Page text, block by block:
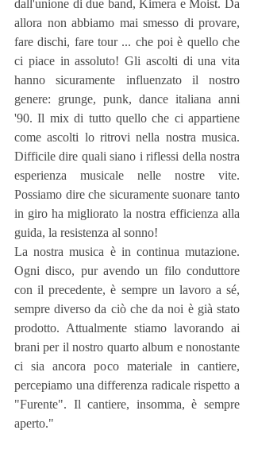
dall'unione di due band, Kimera e Moist. Da
allora non abbiamo mai smesso di provare,
fare dischi, fare tour ... che poi è quello che
ci piace in assoluto! Gli ascolti di una vita
hanno sicuramente influenzato il nostro
genere: grunge, punk, dance italiana anni
'90. Il mix di tutto quello che ci appartiene
come ascolti lo ritrovi nella nostra musica.
Difficile dire quali siano i riflessi della nostra
esperienza musicale nelle nostre vite.
Possiamo dire che sicuramente suonare tanto
in giro ha migliorato la nostra efficienza alla
guida, la resistenza al sonno!
La nostra musica è in continua mutazione.
Ogni disco, pur avendo un filo conduttore
con il precedente, è sempre un lavoro a sé,
sempre diverso da ciò che da noi è già stato
prodotto. Attualmente stiamo lavorando ai
brani per il nostro quarto album e nonostante
ci sia ancora poco materiale in cantiere,
percepiamo una differenza radicale rispetto a
"Furente". Il cantiere, insomma, è sempre
aperto."